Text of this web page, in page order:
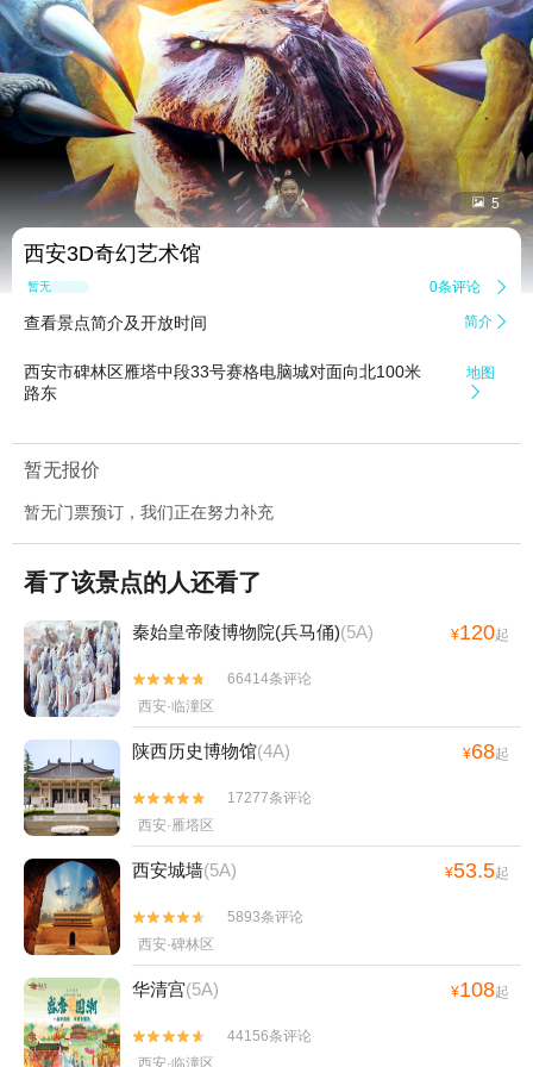
 5
西安3D奇幻艺术馆
暂无点评 0条评论 
查看景点简介及开放时间 简介 
西安市碑林区雁塔中段33号赛格电脑城对面向北100米
路东
地图

暂无报价
暂无门票预订，我们正在努力补充
看了该景点的人还看了
秦始皇帝陵博物院(兵马俑)(5A) ¥120起


66414条评论
西安·临潼区
陕西历史博物馆(4A) ¥68起


17277条评论
西安·雁塔区
西安城墙(5A) ¥53.5起


5893条评论
西安·碑林区
华清宫(5A) ¥108起


44156条评论
